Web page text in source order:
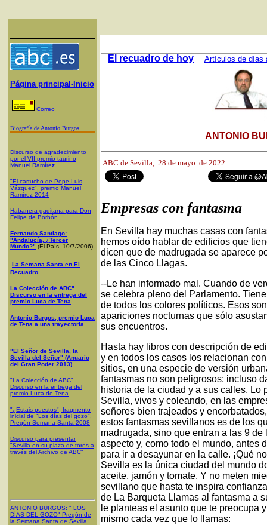
Página principal-Inicio
Correo
Biografía de Antonio Burgos
Discurso de agradecimiento
por el VII premio taurino
Manuel Ramírez
"El cartucho de Pepe Luis
Vázquez", premio Manuel
Ramírez 2014
Habanera gaditana para Don
Felipe de Borbón
Fernando Santiago:
"Andalucía, ¿Tercer
Mundo?" (El País, 10/7/2006)
La Semana Santa en El
Recuadro
La Colección de ABC"
Discurso en la entrega del
premio Luca de Tena
Antonio Burgos, premio Luca
de Tena a una trayectoria
"El Señor de Sevilla, la
Sevilla del Señor" (Anuario
del Gran Poder 2013)
"La Colección de ABC"
Discurso en la entrega del
premio Luca de Tena
"¿Estais puestos", fragmento
inicial de "Los días del gozo",
Pregón Semana Santa 2008
Discurso para presentar
"Sevilla en su plaza de toros a
través del Archivo de ABC"
ANTONIO BURGOS: " LOS
DÍAS DEL GOZO" Pregón de
la Semana Santa de Sevilla
El recuadro de hoy Artículos de días
ANTONIO
ABC de Sevilla, 28 de mayo de 2022
Empresas con fantasma
En Sevilla hay muchas casas con
hemos oído hablar de edificios que
dicen que de madrugada se aparece
de las Cinco Llagas.
--Le han informado mal. Cuando de
se celebra pleno del Parlamento.
de todos los colores políticos. Esos
apariciones nocturnas que sólo
sus encuentros.
Hasta hay libros con descripción de
y en todos los casos los relacionan
sitios, en una especie de versión
fantasmas no son peligrosos; incluso
historia de la ciudad y a sus calles. Lo
Sevilla, vivos y coleando, en las
señores bien trajeados y
estos fantasmas sevillanos es de los
madrugada, sino que entran a las 9
aspecto y, como todo el mundo, antes
para ir a desayunar en la calle. ¡Qué
Sevilla es la única ciudad del mundo
aceite, jamón y tomate. Y no meten
sevillano que hasta te inspira
de La Barqueta Llamas al fantasma a
le planteas el asunto que te preocupa
mismo cada vez que lo llamas: